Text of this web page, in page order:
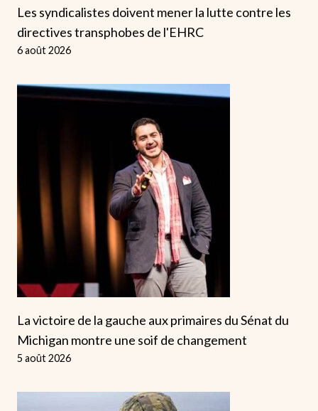
Les syndicalistes doivent mener la lutte contre les
directives transphobes de l'EHRC
6 août 2026
La victoire de la gauche aux primaires du Sénat du
Michigan montre une soif de changement
5 août 2026